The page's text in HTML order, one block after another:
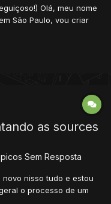
Olá, meu nome
São Paulo, vou criar
para aqueles que
pos...
as sources
Sem Resposta
novo nisso tudo e estou
o processo de um